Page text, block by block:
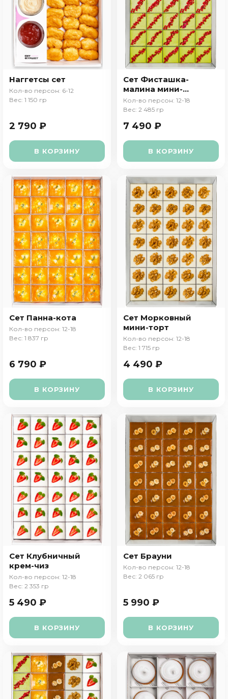
Наггетсы сет
Кол-во персон: 6-12
Вес: 1 150 гр
2 790 ₽
В КОРЗИНУ
Сет Фисташка-
малина мини-
торт
Кол-во персон: 12-18
Вес: 2 485 гр
7 490 ₽
В КОРЗИНУ
Сет Панна-кота
Кол-во персон: 12-18
Вес: 1 837 гр
6 790 ₽
В КОРЗИНУ
Сет Морковный
мини-торт
Кол-во персон: 12-18
Вес: 1 715 гр
4 490 ₽
В КОРЗИНУ
Сет Клубничный
крем-чиз
Кол-во персон: 12-18
Вес: 2 353 гр
5 490 ₽
В КОРЗИНУ
Сет Брауни
Кол-во персон: 12-18
Вес: 2 065 гр
5 990 ₽
В КОРЗИНУ